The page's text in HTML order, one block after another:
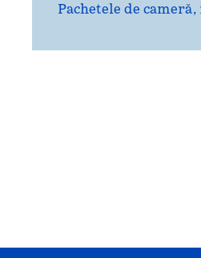
Pachetele de